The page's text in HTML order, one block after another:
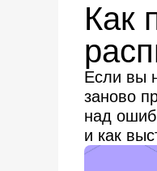
Как
Если вы
заново
над
и как